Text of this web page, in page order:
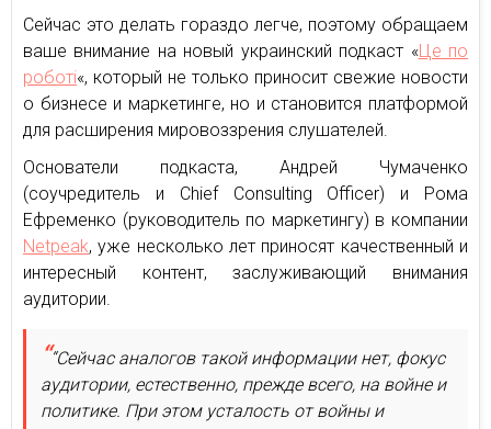
Сейчас это делать гораздо легче, поэтому обращаем
ваше внимание на новый украинский подкаст «Це по
роботі«, который не только приносит свежие новости
о бизнесе и маркетинге, но и становится платформой
для расширения мировоззрения слушателей.
Основатели подкаста, Андрей Чумаченко
(соучредитель и Chief Consulting Officer) и Рома
Ефременко (руководитель по маркетингу) в компании
Netpeak, уже несколько лет приносят качественный и
интересный контент, заслуживающий внимания
аудитории.
“Сейчас аналогов такой информации нет, фокус
аудитории, естественно, прежде всего, на войне и
политике. При этом усталость от войны и